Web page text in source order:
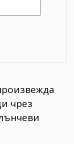
чрез